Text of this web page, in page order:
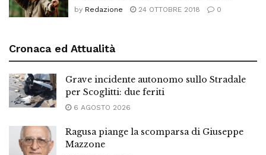
by Redazione 24 OTTOBRE 2018 0
Cronaca ed Attualità
Grave incidente autonomo sullo Stradale
per Scoglitti: due feriti
6 AGOSTO 2026
Ragusa piange la scomparsa di Giuseppe
Mazzone